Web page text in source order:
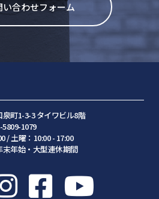
合わせフォーム
町1-3-3 タイワビル8階
5809-1079
/ 土曜：10:00 - 17:00
年始・大型連休期間